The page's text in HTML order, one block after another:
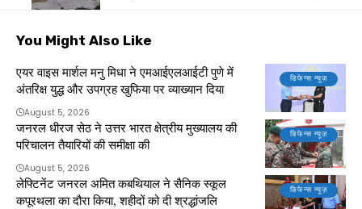
You Might Also Like
डिफेन्स न्यूज़
एयर वाइस मार्शल मनु मिधा ने एमआईएलआईटी पुणे में
अंतरिक्ष युद्ध और उपग्रह खुफिया पर व्याख्यान दिया
August 5, 2026
डिफेन्स न्यूज़
जनरल धीरज सेठ ने उत्तर भारत क्षेत्रीय मुख्यालय की
परिचालन तैयारियों की समीक्षा की
August 5, 2026
डिफेन्स न्यूज़
लेफ्टिनेंट जनरल अमित कबथियाल ने सैनिक स्कूल
कपूरथला का दौरा किया, शहीदों को दी श्रद्धांजलि